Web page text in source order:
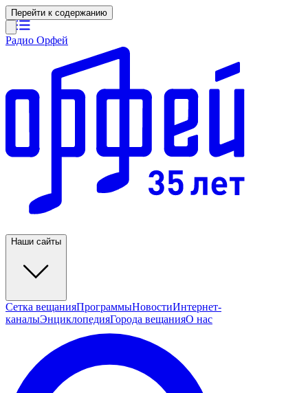
Перейти к содержанию
Радио Орфей
Наши сайты
Сетка вещанияПрограммыНовостиИнтернет-
каналыЭнциклопедияГорода вещанияО нас